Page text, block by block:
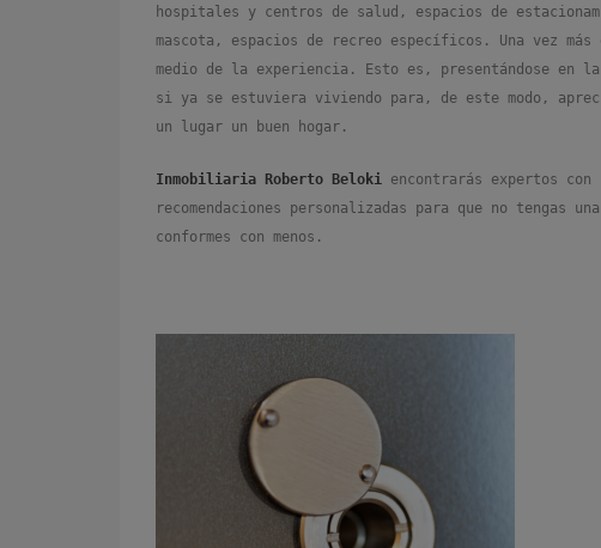
hospitales y centros de salud, espacios de
mascota, espacios de recreo específicos. Una vez
medio de la experiencia. Esto es, presentándose en
si ya se estuviera viviendo para, de este modo,
un lugar un buen hogar.
Inmobiliaria Roberto Beloki encontrarás expertos
recomendaciones personalizadas para que no tengas
conformes con menos.